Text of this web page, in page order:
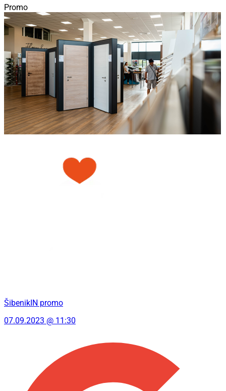
Promo
ŠibenikIN promo
07.09.2023 @ 11:30